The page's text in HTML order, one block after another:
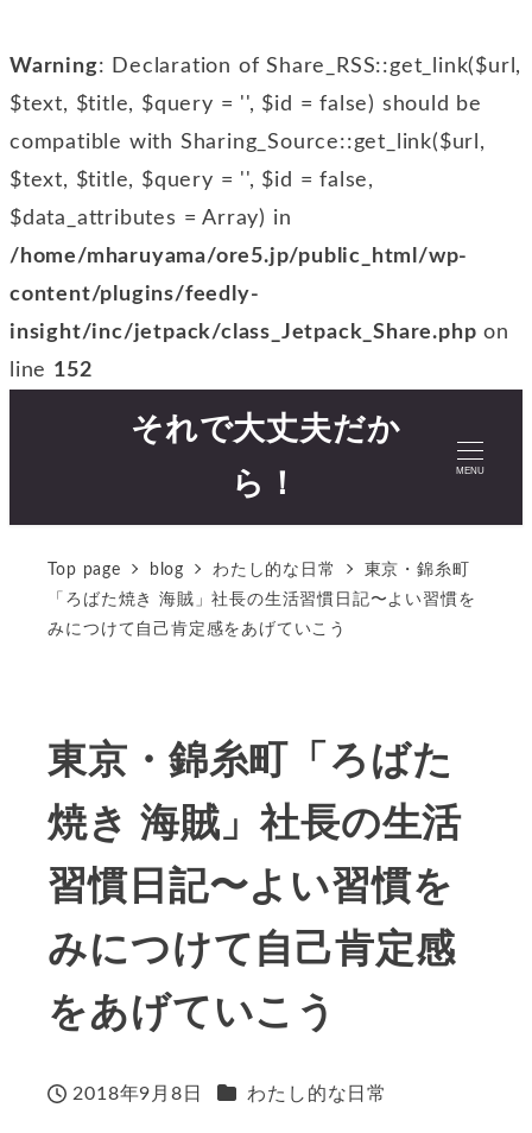
Warning: Declaration of Share_RSS::get_link($url,
$text, $title, $query = '', $id = false) should be
compatible with Sharing_Source::get_link($url,
$text, $title, $query = '', $id = false,
$data_attributes = Array) in
/home/mharuyama/ore5.jp/public_html/wp-
content/plugins/feedly-
insight/inc/jetpack/class_Jetpack_Share.php on
line 152
それで大丈夫だか
ら！
MENU
Top page blog わたし的な日常
東京・錦糸町
「ろばた焼き 海賊」社長の生活習慣日記〜よい習慣を
みにつけて自己肯定感をあげていこう
東京・錦糸町「ろばた
焼き 海賊」社長の生活
習慣日記〜よい習慣を
みにつけて自己肯定感
をあげていこう
投稿日
2018年9月8日 カテゴリー
わたし的な日常